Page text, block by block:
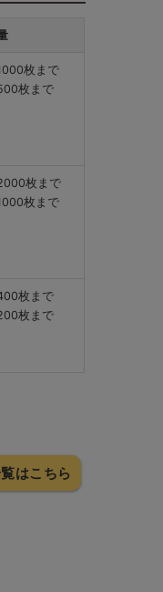
枚まで
枚まで
枚まで
枚まで
枚まで
枚まで
はこちら